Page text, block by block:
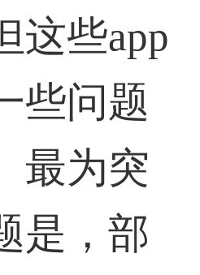
这些app
些问题
最为突
是，部